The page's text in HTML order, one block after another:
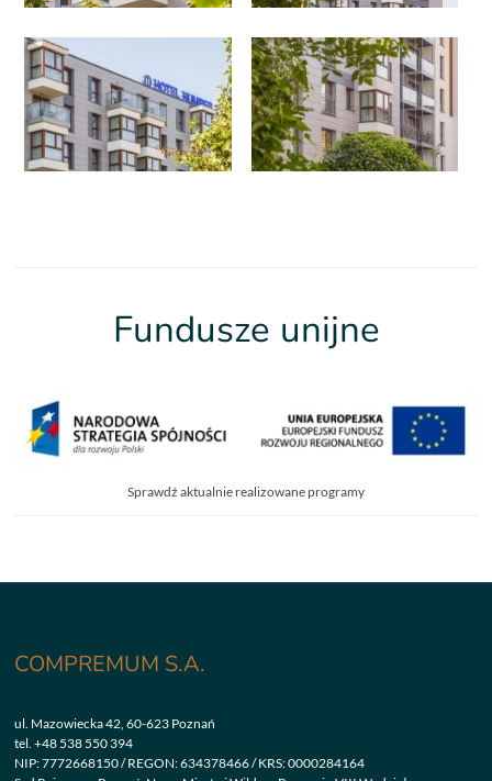
Fundusze unijne
Sprawdź aktualnie realizowane programy
COMPREMUM S.A.
ul. Mazowiecka 42, 60-623 Poznań
tel.+48 538 550 394
NIP: 7772668150 / REGON: 634378466 / KRS: 0000284164